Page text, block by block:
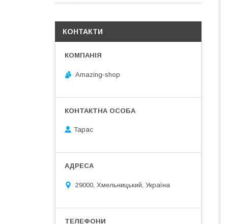
КОНТАКТИ
Amazing-shop
Тарас
29000, Хмельницький, Україна